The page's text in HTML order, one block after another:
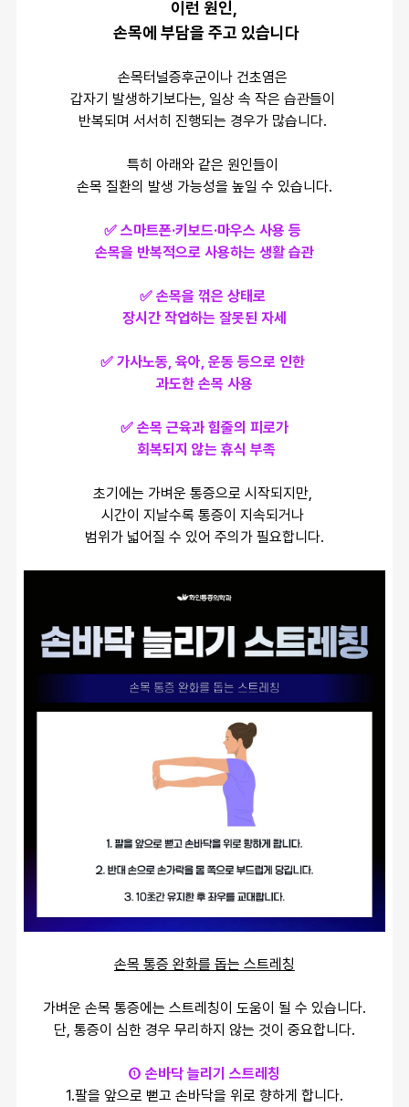
이런 원인,
손목에 부담을 주고 있습니다
손목터널증후군이나 건초염은
갑자기 발생하기보다는, 일상 속 작은 습관들이
반복되며 서서히 진행되는 경우가 많습니다.
특히 아래와 같은 원인들이
손목 질환의 발생 가능성을 높일 수 있습니다.
✅ 스마트폰·키보드·마우스 사용 등
손목을 반복적으로 사용하는 생활 습관
✅ 손목을 꺾은 상태로
장시간 작업하는 잘못된 자세
✅ 가사노동, 육아, 운동 등으로 인한
과도한 손목 사용
✅ 손목 근육과 힘줄의 피로가
회복되지 않는 휴식 부족
초기에는 가벼운 통증으로 시작되지만,
시간이 지날수록 통증이 지속되거나
범위가 넓어질 수 있어 주의가 필요합니다.
손목 통증 완화를 돕는 스트레칭
가벼운 손목 통증에는 스트레칭이 도움이 될 수 있습니다.
단, 통증이 심한 경우 무리하지 않는 것이 중요합니다.
① 손바닥 늘리기 스트레칭
1.팔을 앞으로 뻗고 손바닥을 위로 향하게 합니다.